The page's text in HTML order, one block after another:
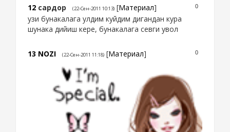
0
12 сардор (22-Сен-2011 10:13) [Материал]
узи бунакалага улдим куйдим дигандан кура
шунака дийиш кере, бунакалага севги увол
0
13 NOZI (22-Сен-2011 11:18) [Материал]